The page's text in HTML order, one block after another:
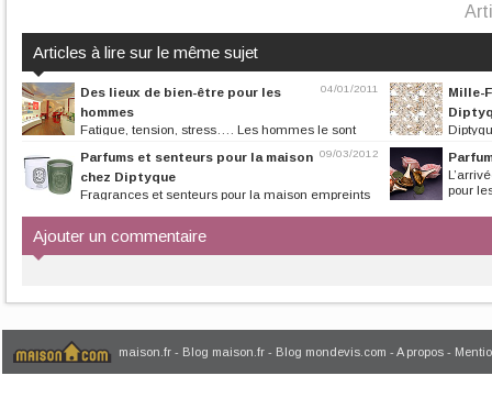
Articles à lire sur le même sujet
04/01/2011
Des lieux de bien-être pour les
hommes
Fatigue, tension, stress…. Les hommes le sont
Mille-
d’Essences
09/03/2012
Parfums et senteurs pour la maison
chez Diptyque
Fragrances et senteurs pour la maison empreints
pour
Ajouter un commentaire
maison.fr - Blog maison.fr - Blog mondevis.com - A propos -